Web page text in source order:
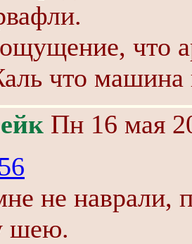
что
что машина
Пн 16 мая
не наврали,
шею.